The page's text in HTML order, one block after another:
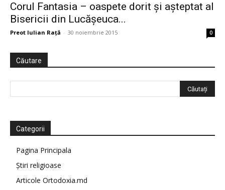
Corul Fantasia – oaspete dorit și așteptat al
Bisericii din Lucășeuca...
Preot Iulian Raţă - 30 noiembrie 2015 0
Căutare
Categorii
Pagina Principala
Știri religioase
Articole Ortodoxia.md